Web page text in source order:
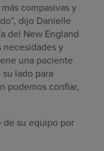
compasivas y
dijo Danielle
del New England
necesidades y
una paciente
lado para
podemos confiar,
de su equipo por